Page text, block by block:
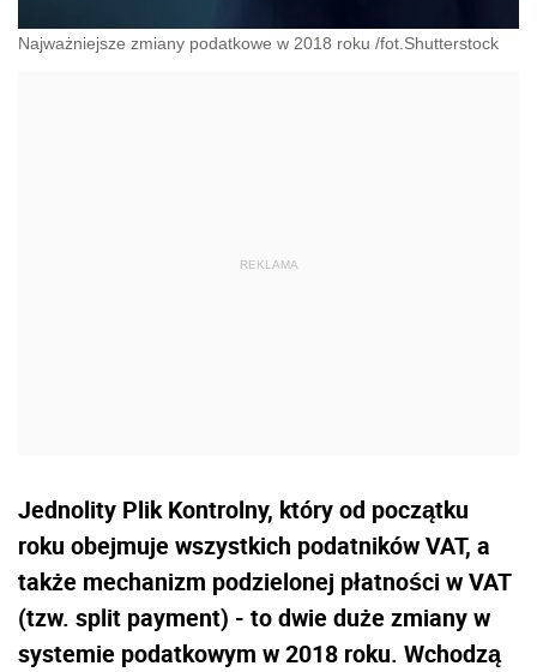
Najważniejsze zmiany podatkowe w 2018 roku /fot.Shutterstock
Jednolity Plik Kontrolny, który od początku
roku obejmuje wszystkich podatników VAT, a
także mechanizm podzielonej płatności w VAT
(tzw. split payment) - to dwie duże zmiany w
systemie podatkowym w 2018 roku. Wchodzą